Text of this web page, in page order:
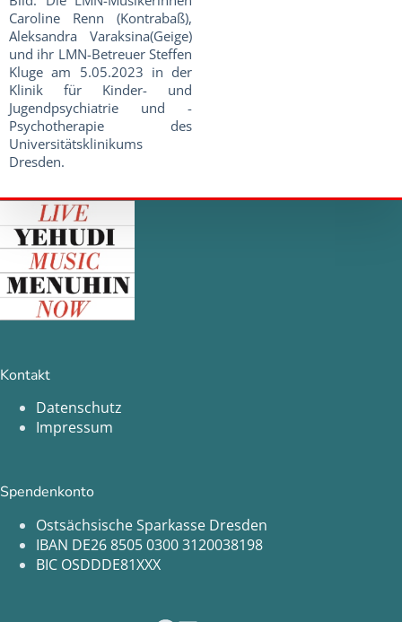
Caroline Renn (Kontrabaß),
Aleksandra Varaksina(Geige)
und ihr LMN-Betreuer Steffen
Kluge am 5.05.2023 in der
Klinik für Kinder- und
Jugendpsychiatrie und -
Psychotherapie des
Universitätsklinikums
Dresden.
Kontakt
Datenschutz
Impressum
Spendenkonto
Ostsächsische Sparkasse Dresden
IBAN DE26 8505 0300 3120038198
BIC OSDDDE81XXX